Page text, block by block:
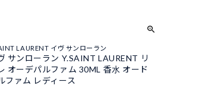
LAURENT イヴ サンローラン
サンローラン Y.SAINT LAURENT リ
オーデパルファム 30ML 香水 オード
ファム レディース